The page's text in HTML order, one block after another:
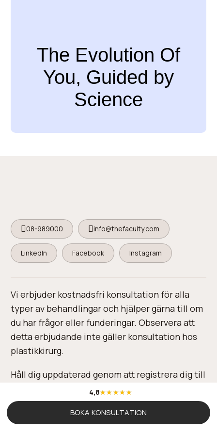
The Evolution Of
You, Guided by
Science
4,8
BOKA KONSULTATION
08-989000 info@thefaculty.com
LinkedIn Facebook Instagram
Vi erbjuder kostnadsfri konsultation för alla
typer av behandlingar och hjälper gärna till om
du har frågor eller funderingar. Observera att
detta erbjudande inte gäller konsultation hos
plastikkirurg.
Håll dig uppdaterad genom att registrera dig till